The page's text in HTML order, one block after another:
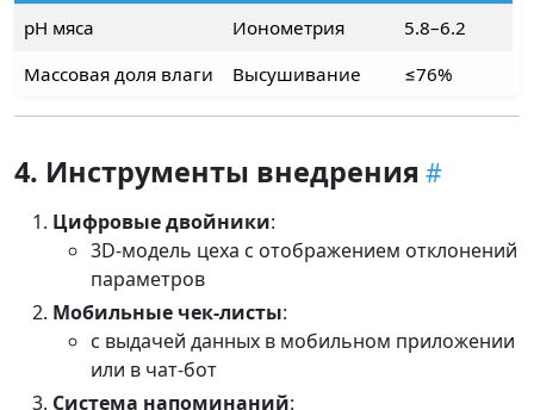
pH мяса Ионометрия
5.8–6.2
Массовая доля влаги
Высушивание ≤76%
4. Инструменты внедрения
Цифровые двойники:
3D-модель цеха с отображением отклонений
параметров
Мобильные чек-листы:
с выдачей данных в мобильном приложении
или в чат-бот
Система напоминаний: